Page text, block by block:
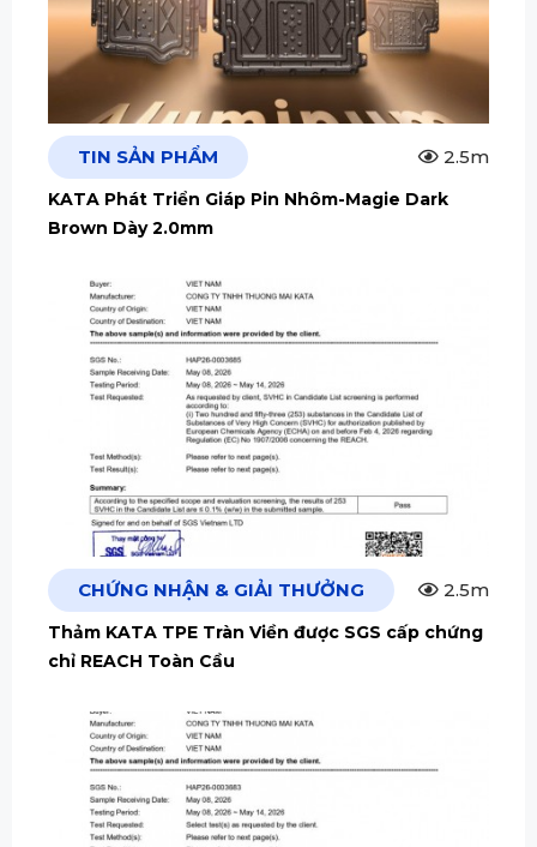
TIN SẢN PHẨM 2.5m
KATA Phát Triển Giáp Pin Nhôm-Magie Dark
Brown Dày 2.0mm
CHỨNG NHẬN & GIẢI THƯỞNG 2.5m
Thảm KATA TPE Tràn Viền được SGS cấp chứng
chỉ REACH Toàn Cầu